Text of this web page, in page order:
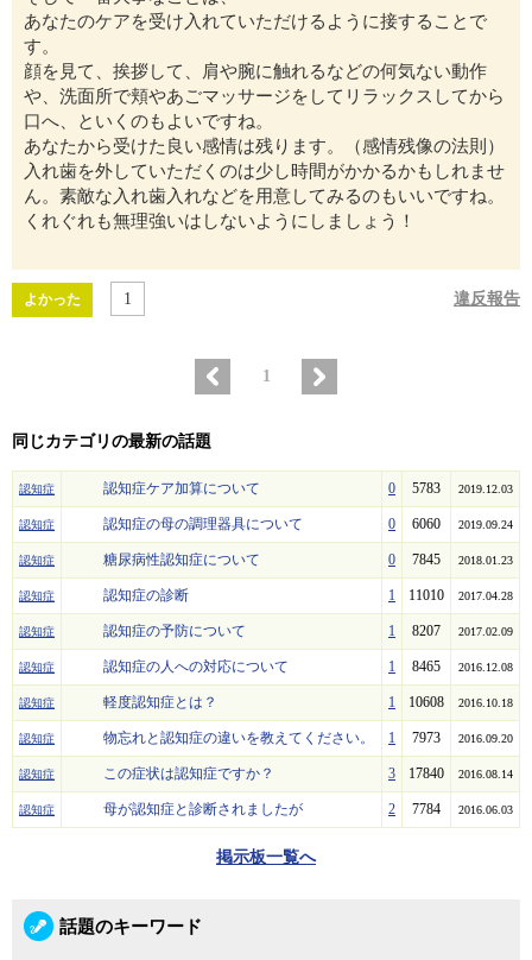
あなたのケアを受け入れていただけるように接することで
す。
顔を見て、挨拶して、肩や腕に触れるなどの何気ない動作
や、洗面所で頬やあごマッサージをしてリラックスしてから
口へ、といくのもよいですね。
あなたから受けた良い感情は残ります。（感情残像の法則）
入れ歯を外していただくのは少し時間がかかるかもしれませ
ん。素敵な入れ歯入れなどを用意してみるのもいいですね。
くれぐれも無理強いはしないようにしましょう！
よかった 1 違反報告
1
同じカテゴリの最新の話題
認知症 認知症ケア加算について 0 5783 2019.12.03
認知症 認知症の母の調理器具について 0 6060 2019.09.24
認知症 糖尿病性認知症について 0 7845 2018.01.23
認知症 認知症の診断 1 11010 2017.04.28
認知症 認知症の予防について 1 8207 2017.02.09
認知症 認知症の人への対応について 1 8465 2016.12.08
認知症 軽度認知症とは？ 1 10608 2016.10.18
認知症 物忘れと認知症の違いを教えてください。 1 7973 2016.09.20
認知症 この症状は認知症ですか？ 3 17840 2016.08.14
認知症 母が認知症と診断されましたが 2 7784 2016.06.03
掲示板一覧へ
話題のキーワード